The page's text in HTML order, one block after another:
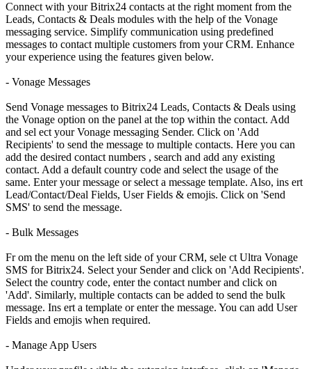
Connect with your Bitrix24 contacts at the right moment from the
Leads, Contacts & Deals modules with the help of the Vonage
messaging service. Simplify communication using predefined
messages to contact multiple customers from your CRM. Enhance
your experience using the features given below.
- Vonage Messages
Send Vonage messages to Bitrix24 Leads, Contacts & Deals using
the Vonage option on the panel at the top within the contact. Add
and sel ect your Vonage messaging Sender. Click on 'Add
Recipients' to send the message to multiple contacts. Here you can
add the desired contact numbers , search and add any existing
contact. Add a default country code and select the usage of the
same. Enter your message or select a message template. Also, ins ert
Lead/Contact/Deal Fields, User Fields & emojis. Click on 'Send
SMS' to send the message.
- Bulk Messages
Fr om the menu on the left side of your CRM, sele ct Ultra Vonage
SMS for Bitrix24. Select your Sender and click on 'Add Recipients'.
Select the country code, enter the contact number and click on
'Add'. Similarly, multiple contacts can be added to send the bulk
message. Ins ert a template or enter the message. You can add User
Fields and emojis when required.
- Manage App Users